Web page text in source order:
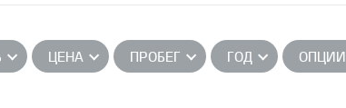
ЦЕНА ПРОБЕГ ГОД ОПЦИИ